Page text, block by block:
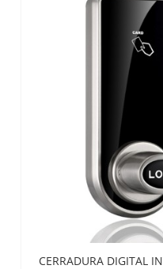
CERRADURA DIGITAL